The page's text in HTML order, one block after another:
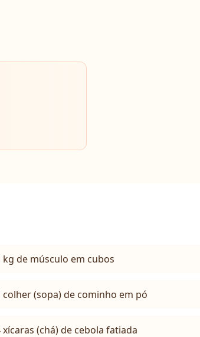
kg de músculo em cubos
colher (sopa) de cominho em pó
xícaras (chá) de cebola fatiada